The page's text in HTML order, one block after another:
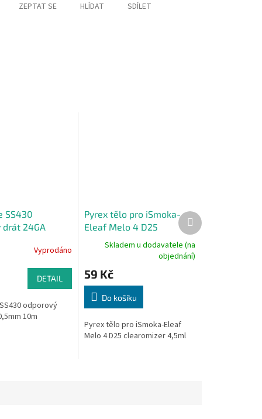
ZEPTAT SE HLÍDAT SDÍLET
SS430
drát 24GA
Vyprodáno
DETAIL
odporový
10m
Pyrex tělo pro iSmoka-
Eleaf Melo 4 D25
clearomizer 4,5ml
Skladem u dodavatele (na
objednání)
59 Kč
Do košíku
Pyrex tělo pro iSmoka-Eleaf
Melo 4 D25 clearomizer 4,5ml
Další
produkt